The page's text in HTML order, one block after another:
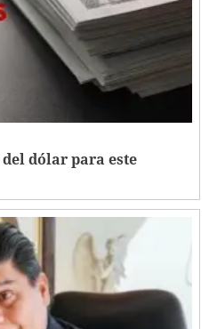
dólar para este